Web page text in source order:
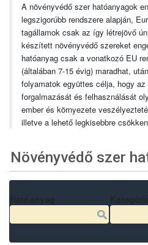
A növényvédő szer hatóanyagok
legszigorúbb rendszere alapján,
tagállamok csak az így létrejövő
készített növényvédő szereket
hatóanyag csak a vonatkozó EU
(általában 7-15 évig) maradhat,
folyamatok együttes célja, hogy
forgalmazását és felhasználását
ember és környezete
illetve a lehető legkisebbre
Növényvédő szer